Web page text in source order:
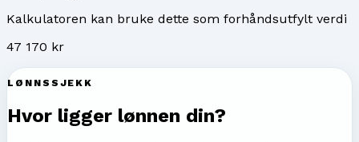
Kalkulatoren kan bruke dette som forhåndsutfylt verdi
47 170 kr
LØNNSSJEKK
Hvor ligger lønnen din?